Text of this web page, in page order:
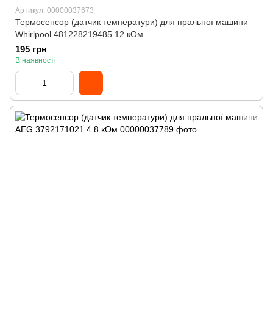
Артикул: 00000037673
Термосенсор (датчик температури) для пральної машини
Whirlpool 481228219485 12 кОм
195 грн
В наявності